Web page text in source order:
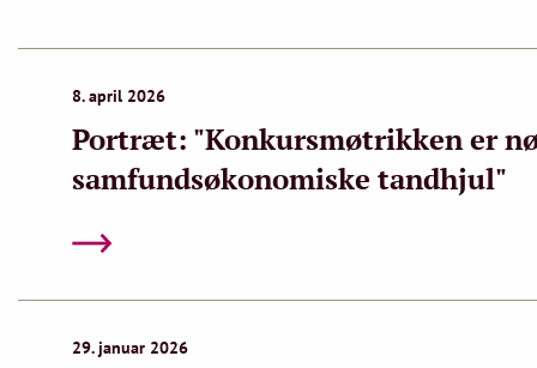
8. april 2026
Portræt: "Konkursmøtrikken er
samfundsøkonomiske tandhjul"
29. januar 2026